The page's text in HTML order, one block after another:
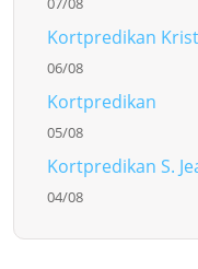
Kortpredikan
06/08
Kortpredikan
05/08
Kortpredikan S.
04/08